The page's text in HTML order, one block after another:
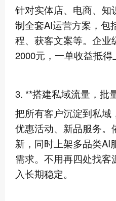
针对实体店、电商、知
制全套AI运营方案，包
程、获客文案等。企业
2000元，一单收益抵得
3. **搭建私域流量，批
把所有客户沉淀到私域
优惠活动、新品服务。
新，同时上架多品类AI
需求。不用再四处找客
入长期稳定。